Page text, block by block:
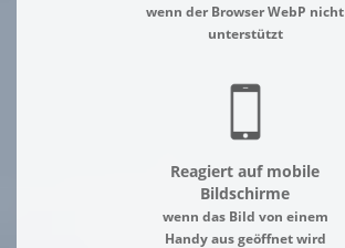
wenn der Browser WebP nicht
unterstützt
Reagiert auf mobile
Bildschirme
wenn das Bild von einem
Handy aus geöffnet wird